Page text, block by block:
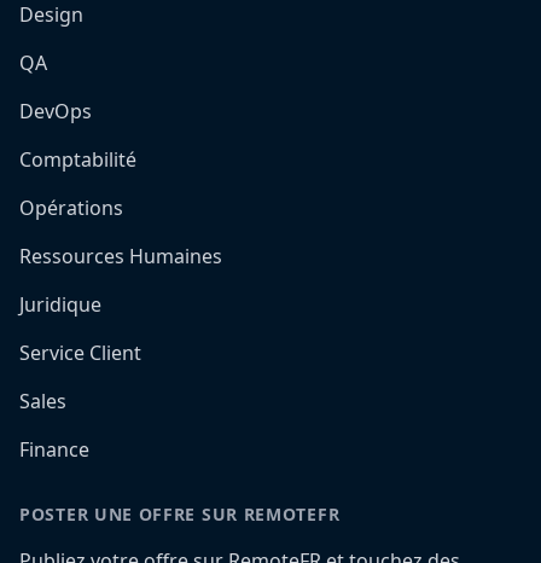
Design
QA
DevOps
Comptabilité
Opérations
Ressources Humaines
Juridique
Service Client
Sales
Finance
POSTER UNE OFFRE SUR REMOTEFR